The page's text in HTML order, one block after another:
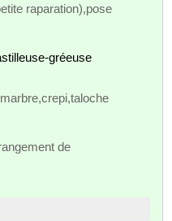
raparation),pose
gréeuse
de